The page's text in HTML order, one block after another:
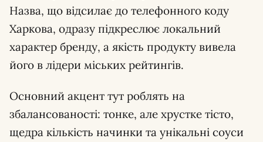
Назва, що відсилає до телефонного коду
Харкова, одразу підкреслює локальний
характер бренду, а якість продукту вивела
його в лідери міських рейтингів.
Основний акцент тут роблять на
збалансованості: тонке, але хрустке тісто,
щедра кількість начинки та унікальні соуси